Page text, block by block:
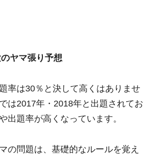
ヤマ張り予想
率は30％と決して高くはありませ
は2017年・2018年と出題されてお
出題率が高くなっています。
の問題は、基礎的なルールを覚え